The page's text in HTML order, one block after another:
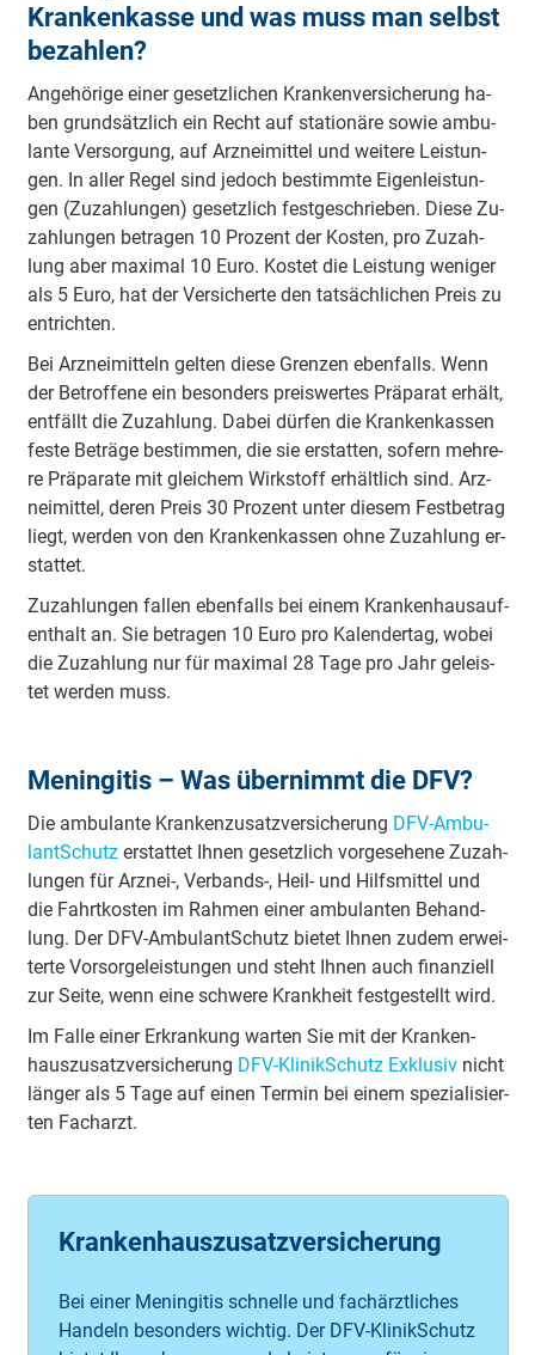
Krankenkasse und was muss man selbst
bezahlen?
An­ge­hö­ri­ge ei­ner ge­setz­li­chen Kran­ken­ver­si­che­rung ha­
ben grund­sätz­lich ein Recht auf sta­tio­nä­re so­wie am­bu­
lan­te Ver­sor­gung, auf Arz­nei­mit­tel und wei­te­re Leis­tun­
gen. In al­ler Re­gel sind je­doch be­stimm­te Ei­gen­leis­tun­
gen (Zu­zah­lun­gen) ge­setz­lich fest­ge­schrie­ben. Die­se Zu­
zah­lun­gen be­tra­gen 10 Pro­zent der Kos­ten, pro Zu­zah­
lung aber ma­xi­mal 10 Eu­ro. Kos­tet die Leis­tung we­ni­ger
als 5 Eu­ro, hat der Ver­si­cher­te den tat­säch­li­chen Preis zu
ent­rich­ten.
Bei Arz­nei­mit­teln gel­ten die­se Gren­zen eben­falls. Wenn
der Be­trof­fe­ne ein be­son­ders preis­wer­tes Prä­pa­rat er­hält,
ent­fällt die Zu­zah­lung. Da­bei dür­fen die Kran­ken­kassen
fes­te Be­trä­ge be­stim­men, die sie er­stat­ten, so­fern meh­re­
re Prä­pa­ra­te mit glei­chem Wirk­stoff er­hält­lich sind. Arz­
nei­mit­tel, de­ren Preis 30 Pro­zent un­ter die­sem Fest­be­trag
liegt, wer­den von den Kran­ken­kassen oh­ne Zu­zah­lung er­
stat­tet.
Zu­zah­lun­gen fal­len eben­falls bei ei­nem Kran­ken­haus­auf­
ent­halt an. Sie be­tra­gen 10 Eu­ro pro Ka­len­der­tag, wo­bei
die Zu­zah­lung nur für ma­xi­mal 28 Ta­ge pro Jahr ge­leis­
tet wer­den muss.
Meningitis – Was übernimmt die DFV?
Die am­bu­lan­te Kran­ken­zu­satz­ver­si­che­rung DFV-Am­bu­
lant­Schutzer­stat­tet Ih­nen ge­setz­lich vor­ge­seh­ene Zu­zah­
lun­gen für Arz­nei-, Ver­bands-, Heil- und Hilfs­mit­tel und
die Fahrt­kos­ten im Rah­men ei­ner am­bu­lan­ten Be­hand­
lung. Der DFV-Am­bu­lant­Schutz bie­tet Ih­nen zu­dem er­wei­
ter­te Vor­sor­ge­leis­tun­gen und steht Ih­nen auch fi­nan­zi­ell
zur Sei­te, wenn ei­ne schwe­re Krank­heit fest­ge­stellt wird.
Im Fal­le ei­ner Er­kran­kung war­ten Sie mit der Kran­ken­
haus­zu­satz­ver­si­che­rung DFV-Kli­nik­Schutz Ex­klu­sivnicht
län­ger als 5 Ta­ge auf ei­nen Ter­min bei ei­nem spe­zia­li­sier­
ten Fach­arzt.
Krankenhauszusatzversicherung
Bei einer Meningitis schnelle und fachärztliches
Handeln besonders wichtig. Der DFV-KlinikSchutz